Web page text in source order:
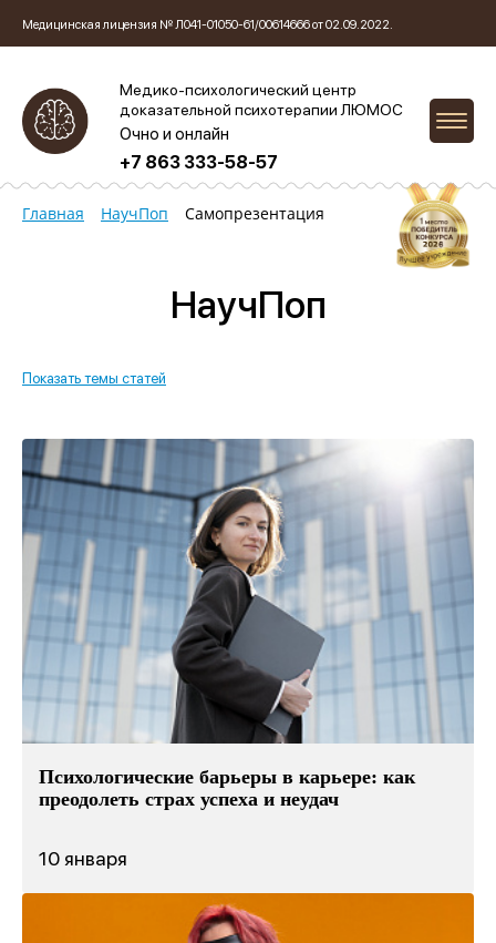
Медицинская лицензия № Л041-01050-61/00614666 от 02.09.2022.
Медико-психологический центр
доказательной психотерапии ЛЮМОС
Очно и онлайн
+7 863 333-58-57
Главная НаучПоп Самопрезентация
НаучПоп
Показать темы статей
Психологические барьеры в карьере: как
преодолеть страх успеха и неудач
10 января